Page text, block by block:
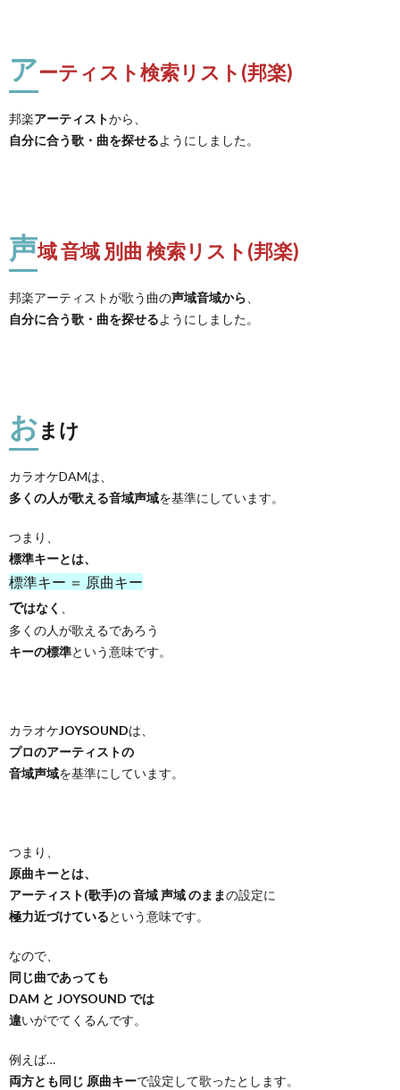
アーティスト検索リスト(邦楽)
邦楽アーティストから、
自分に合う歌・曲を探せるようにしました。
声域 音域 別曲 検索リスト(邦楽)
邦楽アーティストが歌う曲の声域音域から
自分に合う歌・曲を探せるようにしました。
おまけ
カラオケDAMは、
多くの人が歌える音域声域を基準にしています。
つまり、
標準キーとは、
標準キー ＝ 原曲キー
ではなく
多くの人が歌えるであろう
キーの標準という意味です。
カラオケJOYSOUNDは、
プロのアーティストの
音域声域を基準にしています。
つまり、
原曲キーとは、
アーティスト(歌手)の 音域 声域 のままの設定に
極力近づけているという意味です。
なので、
同じ曲であっても
DAM と JOYSOUND では
違いがでてくるんです。
例えば…
両方とも同じ 原曲キーで設定して歌ったとします。